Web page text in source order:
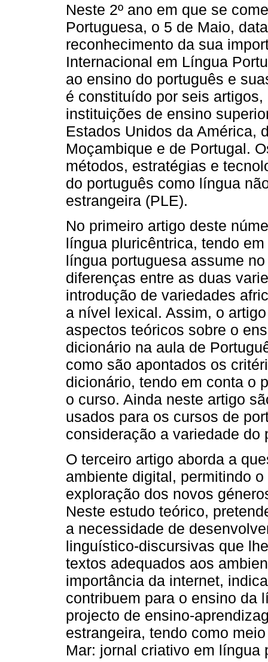
Neste 2º ano em que se
Portuguesa, o 5 de Maio,
reconhecimento da sua
Internacional em Língua
ao ensino do português e
é constituído por seis
instituições de ensino
Estados Unidos da América,
Moçambique e de Portugal.
métodos, estratégias e
do português como língua
estrangeira (PLE).
No primeiro artigo deste
língua pluricêntrica, tendo
língua portuguesa assume
diferenças entre as duas
introdução de variedades
a nível lexical. Assim, o
aspectos teóricos sobre o
dicionário na aula de
como são apontados os
dicionário, tendo em conta o
o curso. Ainda neste artigo
usados para os cursos de
consideração a variedade do
O terceiro artigo aborda a
ambiente digital, permitindo
exploração dos novos
Neste estudo teórico,
a necessidade de
linguístico-discursivas que
textos adequados aos
importância da internet,
contribuem para o ensino da
projecto de ensino-
estrangeira, tendo como
Mar: jornal criativo em língua